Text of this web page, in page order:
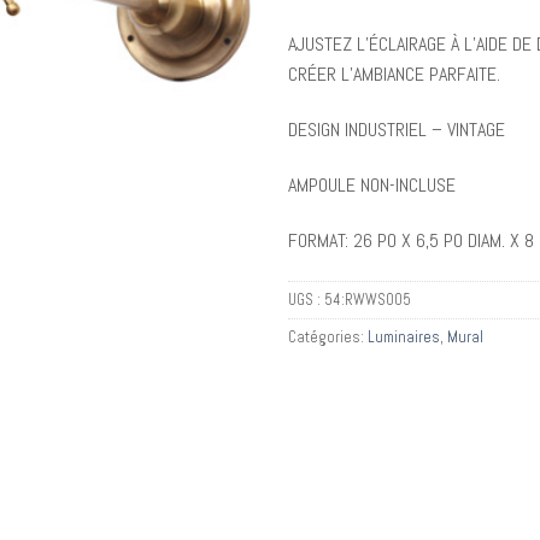
AJUSTEZ L’ÉCLAIRAGE À L’AIDE
CRÉER L’AMBIANCE PARFAITE.
DESIGN INDUSTRIEL – VINTAGE
AMPOULE NON-INCLUSE
FORMAT: 26 PO X 6,5 PO DIAM. X 8
UGS : 54:RWWS005
Catégories: Luminaires, Mural